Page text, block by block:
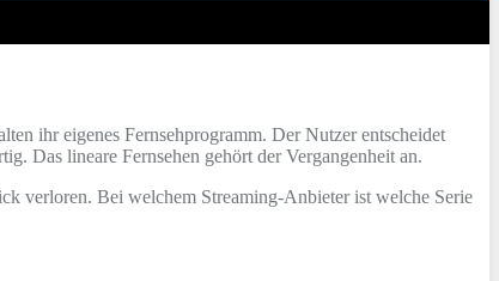
ihr eigenes Fernsehprogramm. Der Nutzer entscheidet
Das lineare Fernsehen gehört der Vergangenheit an.
verloren. Bei welchem Streaming-Anbieter ist welche Serie